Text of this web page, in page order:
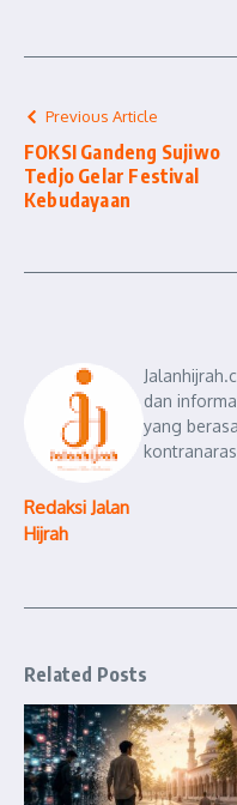
Previous Article
FOKSI Gandeng Sujiwo
Tedjo Gelar Festival
Kebudayaan
Redaksi Jalan
Hijrah
dan
yang
Related Posts